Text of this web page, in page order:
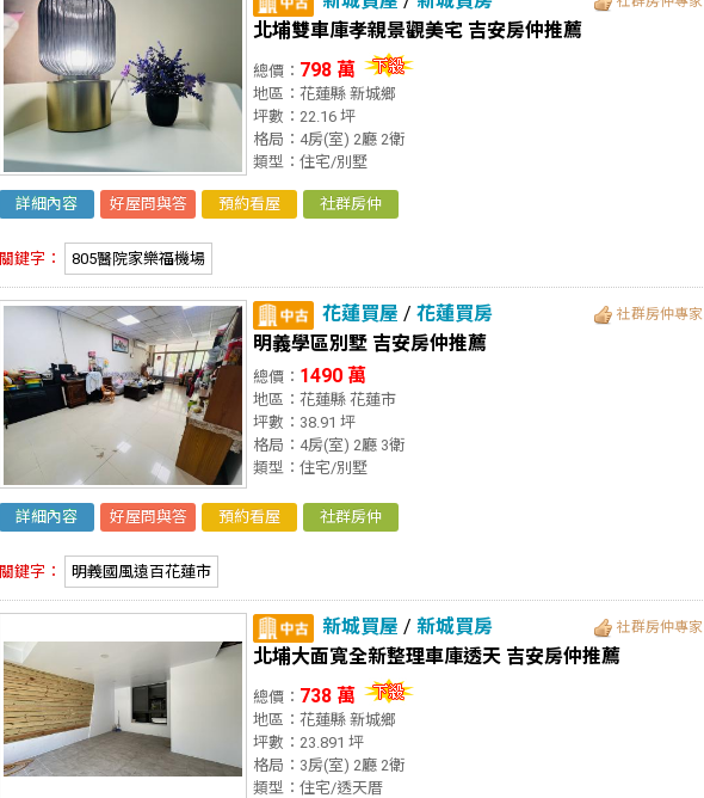
北埔雙車庫孝親景觀美宅 吉安房仲推薦
總價： 798 萬
地區：花蓮縣 新城鄉
坪數：22.16 坪
格局：4房(室) 2廳 2衛
類型：住宅/別墅
詳細內容 好屋問與答 預約看屋 社群房仲
關鍵字： 805醫院家樂福機場
花蓮買屋 / 花蓮買房 社群房仲專家
明義學區別墅 吉安房仲推薦
總價： 1490 萬
地區：花蓮縣 花蓮市
坪數：38.91 坪
格局：4房(室) 2廳 3衛
類型：住宅/別墅
詳細內容 好屋問與答 預約看屋 社群房仲
關鍵字： 明義國風遠百花蓮市
新城買屋 / 新城買房 社群房仲專家
北埔大面寬全新整理車庫透天 吉安房仲推薦
總價： 738 萬
地區：花蓮縣 新城鄉
坪數：23.891 坪
格局：3房(室) 2廳 2衛
類型：住宅/透天厝